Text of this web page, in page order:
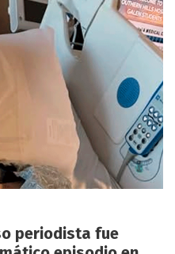
periodista fue